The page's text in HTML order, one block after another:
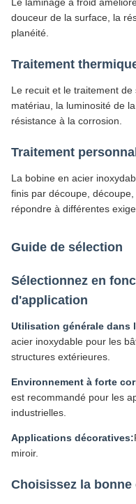
douceur de la surface, la
planéité.
Traitement
Le recuit et le traitement
matériau, la luminosité de
résistance à la corrosion.
Traitement
La bobine en acier
finis par découpe,
répondre à différentes
Guide de sélection
Sélectionnez en
d'application
Utilisation générale dans
acier inoxydable pour les
structures extérieures.
Environnement à forte
est recommandé pour les
industrielles.
Applications décoratives:
miroir.
Choisissez la bonne